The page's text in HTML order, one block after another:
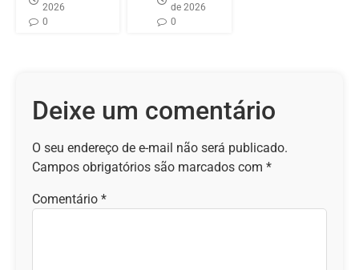
2026
0
de 2026
0
Deixe um comentário
O seu endereço de e-mail não será publicado.
Campos obrigatórios são marcados com *
Comentário *